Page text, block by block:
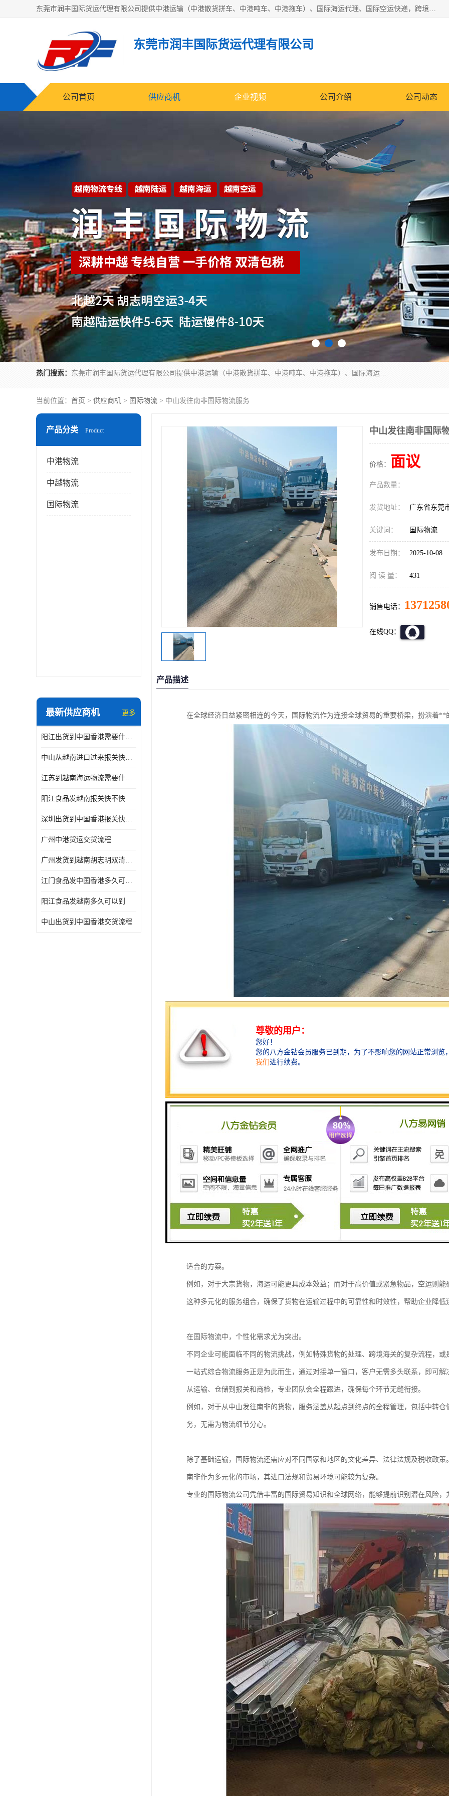
东莞市润丰国际货运代理有限公司提供中港运输（中港散货拼车、中港吨车、中港拖车）、国际海运代理、国际空运快递，跨境电商，亚马逊FBA，国内物流园服务，进出口报关，仓储，提供给客户整套运输解决方案和增值服务
东莞市润丰国际货运代理有限公司
公司首页 供应商机 企业视频 公司介绍 公司动态
热门搜索： 东莞市润丰国际货运代理有限公司提供中港运输（中港散货拼车、中港吨车、中港拖车）、国际海运代理、国际空运快递，跨境电商，亚马逊FBA，国内物流园服务，进出口报关，仓储，提供给客户整套运输解决方案和增值服务
当前位置： 首页 > 供应商机 > 国际物流 > 中山发往南非国际物流服务
产品分类 Product
中港物流
中越物流
国际物流
最新供应商机 更多
阳江出货到中国香港需要什么条件 专线直达
中山从越南进口过来报关快不快
江苏到越南海运物流需要什么条件 一步到位
阳江食品发越南报关快不快
深圳出货到中国香港报关快不快 一手货源
广州中港货运交货流程
广州发货到越南胡志明双清需要什么文件
江门食品发中国香港多久可以到 一键发货
阳江食品发越南多久可以到
中山出货到中国香港交货流程
中山发往南非国际
价格： 面议
产品数量：
发货地址： 广东省东
关键词： 国际物流
发布日期： 2025-10-08
阅 读 量： 431
销售电话：
在线QQ：
产品描述
在全球经济日益紧密相连的今天，国际物流作为连接全球贸易的重要桥梁，扮演着**
它涵盖了跨国运输、仓储、报关、保险等一系列复杂环节，通过海运、空运、陆运
各地的消费者手中。
对于企业而言，选择一个可靠、专业的国际物流合作伙伴，是实现全球业务拓展的关
本文将以“国际物流”为关键词，探讨从中山发往南非的国际物流服务，并介绍如何
易挑战。
国际物流的核心在于高效与安全。
从中山到南非的物流路线，涉及长距离运输和多样化的地理环境，这就要求物流服
适合的方案。
例如，对于大宗货物，海运可能更具成本效益；而对于高价值或紧急物品，空运则能
这种多元化的服务组合，确保了货物在运输过程中的可靠性和时效性，帮助企业降低
在国际物流中，个性化需求尤为突出。
不同企业可能面临不同的物流挑战，例如特殊货物的处理、跨境海关的复杂流程，或
一站式综合物流服务正是为此而生，通过对接单一窗口，客户无需多头联系，即可解
从运输、仓储到报关和商检，专业团队会全程跟进，确保每个环节无缝衔接。
例如，对于从中山发往南非的货物，服务涵盖从起点到终点的全程管理，包括中转
务，无需为物流细节分心。
除了基础运输，国际物流还需应对不同国家和地区的文化差异、法律法规及税收政策
南非作为多元化的市场，其进口法规和贸易环境可能较为复杂。
专业的国际物流公司凭借丰富的国际贸易知识和全球网络，能够提前识别潜在风险，